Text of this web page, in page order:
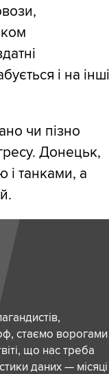
і на інші
чи пізно
Донецьк,
і танками, а
стаємо ворогами
що нас треба
даних — місяці